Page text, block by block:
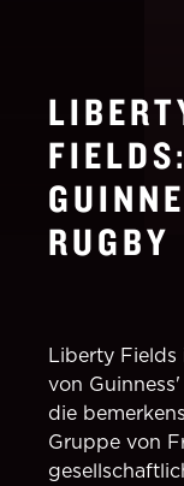
FIELDS:
RUGBY
Liberty Fields
von
die
Gruppe von